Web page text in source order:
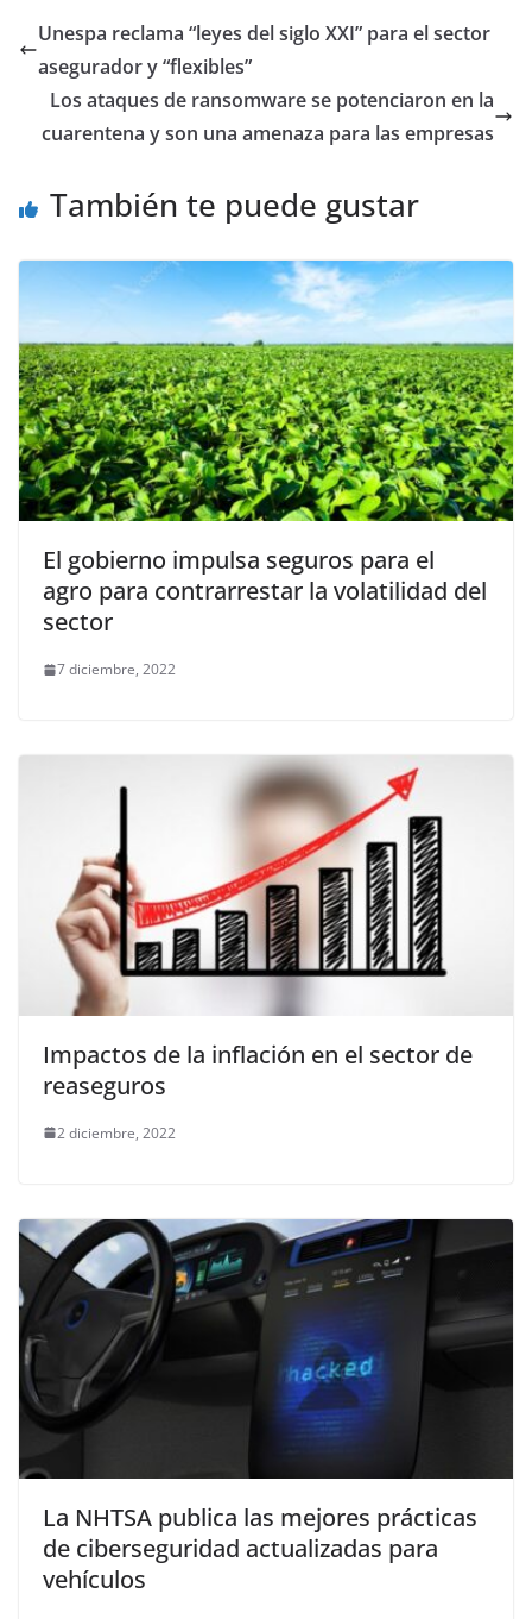
Unespa reclama “leyes del siglo XXI” para el sector
asegurador y “flexibles”
Los ataques de ransomware se potenciaron en la
cuarentena y son una amenaza para las empresas
También te puede gustar
El gobierno impulsa seguros para el
agro para contrarrestar la volatilidad del
sector
7 diciembre, 2022
Impactos de la inflación en el sector de
reaseguros
2 diciembre, 2022
La NHTSA publica las mejores prácticas
de ciberseguridad actualizadas para
vehículos